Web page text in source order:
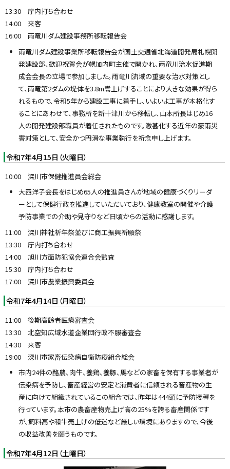
13:30 庁内打ち合わせ
14:00 来客
16:00 雨竜川ダム建設事務所移転報告会
雨竜川ダム建設事業所移転報告会が国土交通省北海道開発局札幌開
発建設部、歓迎祝賀会が幌加内町主催で開かれ、雨竜川治水促進期
成会会長の立場で参加しました。雨竜川流域の重要な治水対策とし
て、雨竜第2ダムの堤体を3.8m嵩上げすることにより大きな効果が得ら
れるもので、令和5年から建設工事に着手し、いよいよ工事が本格化す
ることにあわせて、事務所を新十津川から移転し、山本所長はじめ16
人の開発建設部職員が着任されたものです。激甚化する近年の豪雨災
害対策として、安全かつ円滑な事業執行を祈念申し上げます。
令和7年4月15日（火曜日）
10:00 深川市保健推進員会総会
大西洋子会長をはじめ65人の推進員さんが地域の健康づくりリーダ
ーとして保健行政を推進していただいており、健康教室の開催や介護
予防事業での介助や見守りなど日頃からの活動に感謝します。
11:00 深川神社祈年祭並びに商工振興祈願祭
13:30 庁内打ち合わせ
14:00 旭川方面防犯協会連合会監査
15:30 庁内打ち合わせ
17:00 深川市農業振興委員会
令和7年4月14日（月曜日）
11:00 後期高齢者医療審査会
13:30 北空知広域水道企業団行政不服審査会
14:30 来客
19:00 深川市家畜伝染病自衛防疫組合総会
市内24件の酪農、肉牛、養鶏、養豚、馬などの家畜を保有する事業者が
伝染病を予防し、畜産経営の安定と消費者に信頼される畜産物の生
産に向けて組織されているこの組合では、昨年は444頭に予防接種を
行っています。本市の農畜産物売上げ高の25%を誇る畜産関係です
が、飼料高や和牛売上げの低迷など厳しい環境にありますので、今後
の収益改善を願うものです。
令和7年4月12日（土曜日）